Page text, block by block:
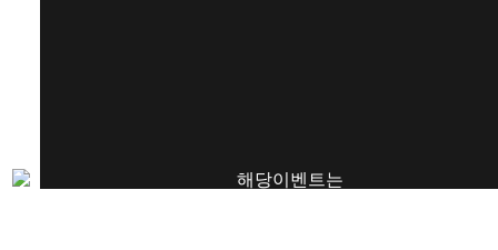
해당이벤트는